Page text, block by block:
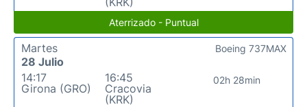
Aterrizado - Puntual
Martes
28 Julio
14:17
Girona (GRO)
16:45
Cracovia
(KRK)
02h 28min
Boeing 737MAX